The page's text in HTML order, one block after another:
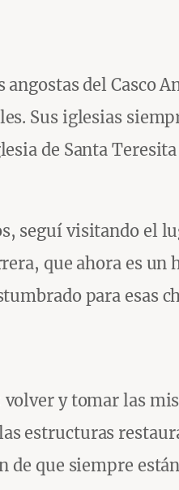
del Casco
Sus iglesias
de Santa
seguí visitando el
que ahora es un
para esas
y tomar las
estructuras
de que siempre